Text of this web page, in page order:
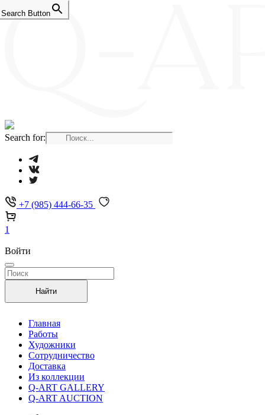
Search for:
Search Button
+7 (985) 444-66-35
1
Войти
Найти
Главная
Работы
Художники
Сотрудничество
Доставка
Из коллекции
Q-ART GALLERY
Q-ART AUCTION